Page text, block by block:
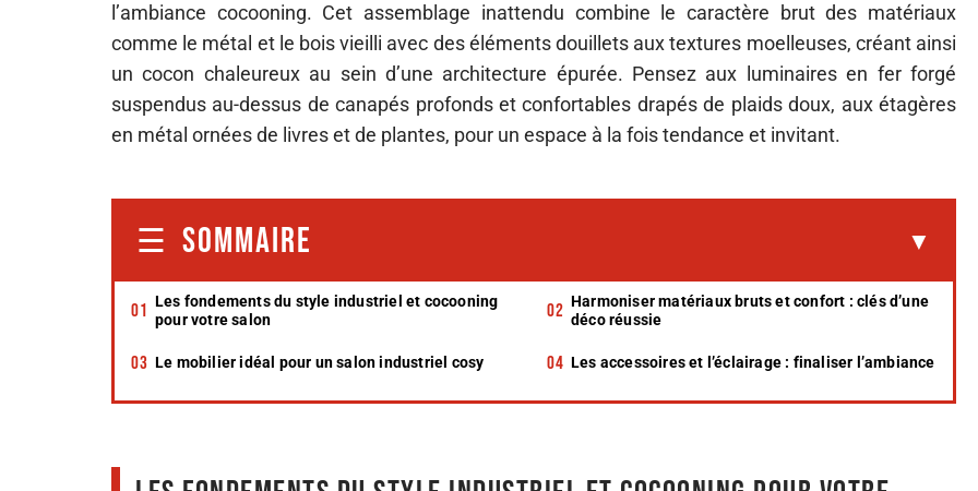
l’ambiance cocooning. Cet assemblage inattendu combine le caractère brut des matériaux
comme le métal et le bois vieilli avec des éléments douillets aux textures moelleuses, créant ainsi
un cocon chaleureux au sein d’une architecture épurée. Pensez aux luminaires en fer forgé
suspendus au-dessus de canapés profonds et confortables drapés de plaids doux, aux étagères
en métal ornées de livres et de plantes, pour un espace à la fois tendance et invitant.
SOMMAIRE
Les fondements du style industriel et cocooning
pour votre salon
Harmoniser matériaux bruts et confort : clés d’une
déco réussie
Le mobilier idéal pour un salon industriel cosy Les accessoires et l’éclairage : finaliser l’ambiance